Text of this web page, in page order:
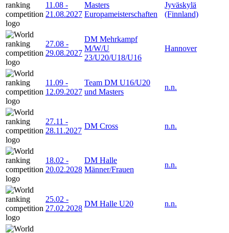
11.08 -
21.08.2027
Masters
Europameisterschaften
Jyväskylä
(Finnland)
27.08 -
29.08.2027
DM Mehrkampf
M/W/U
23/U20/U18/U16
Hannover
11.09 -
12.09.2027
Team DM U16/U20
und Masters
n.n.
27.11 -
28.11.2027
DM Cross n.n.
18.02 -
20.02.2028
DM Halle
Männer/Frauen
n.n.
25.02 -
27.02.2028
DM Halle U20 n.n.